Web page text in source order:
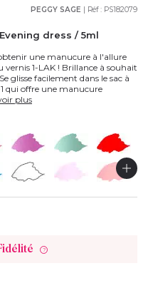
PEGGY SAGE | Réf : PS182079
dress / 5ml
une manucure à l'allure
1-LAK ! Brillance à souhait
glisse facilement dans le sac à
qui offre une manucure
plus
?